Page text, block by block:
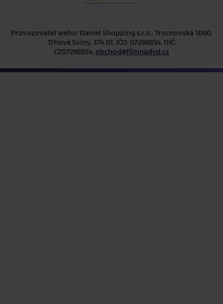
Provozovatel webu: Daniel Shopping s.r.o., Trocnovská 1060,
Trhové Sviny, 374 01, IČO: 07298854, DIČ:
CZ07298854, obchod@filmnadvd.cz